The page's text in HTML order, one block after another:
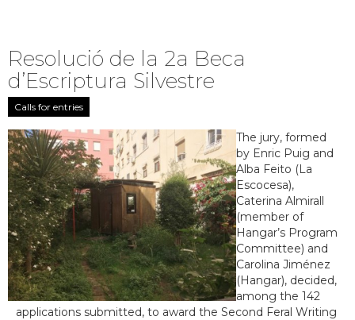
Resolució de la 2a Beca
d’Escriptura Silvestre
Calls for entries
The jury, formed
by Enric Puig and
Alba Feito (La
Escocesa),
Caterina Almirall
(member of
Hangar’s Program
Committee) and
Carolina Jiménez
(Hangar), decided,
among the 142
applications submitted, to award the Second Feral Writing